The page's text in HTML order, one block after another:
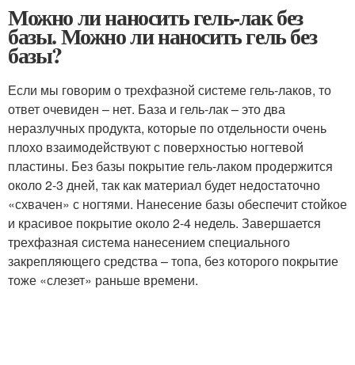
Можно ли наносить гель-лак без
базы. Можно ли наносить гель без
базы?
Если мы говорим о трехфазной системе гель-лаков, то
ответ очевиден – нет. База и гель-лак – это два
неразлучных продукта, которые по отдельности очень
плохо взаимодействуют с поверхностью ногтевой
пластины. Без базы покрытие гель-лаком продержится
около 2-3 дней, так как материал будет недостаточно
«схвачен» с ногтями. Нанесение базы обеспечит стойкое
и красивое покрытие около 2-4 недель. Завершается
трехфазная система нанесением специального
закрепляющего средства – топа, без которого покрытие
тоже «слезет» раньше времени.